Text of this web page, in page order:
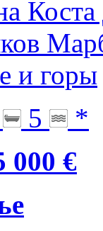
и горы
5
*
000 €